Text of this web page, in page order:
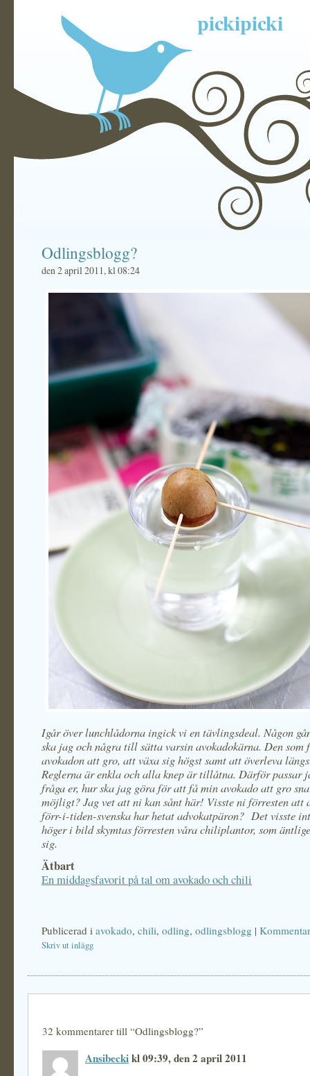
pickipicki
Odlingsblogg?
den 2 april 2011, kl 08:24
Igår över lunchlådorna ingick vi en tävlingsdeal. Någon
ska jag och några till sätta varsin avokadokärna. Den som
avokadon att gro, att växa sig högst samt att överleva
Reglerna är enkla och alla knep är tillåtna. Därför passar
fråga er, hur ska jag göra för att få min avokado att gro
möjligt? Jag vet att ni kan sånt här! Visste ni förresten att
förr-i-tiden-svenska har hetat advokatpäron? Det visste
höger i bild skymtas förresten våra chiliplantor, som
sig.
Ätbart
En middagsfavorit på tal om avokado och chili
Publicerad i avokado, chili, odling, odlingsblogg |
Skriv ut inlägg
32 kommentarer till “Odlingsblogg?”
Ansibeckikl 09:39, den 2 april 2011